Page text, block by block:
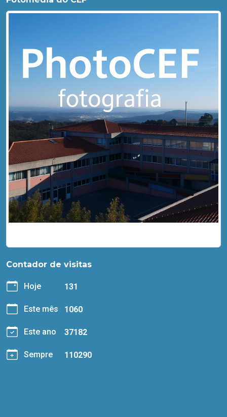
Contador de visitas
Hoje 131
Este mês 1060
Este ano 37182
Sempre 110290